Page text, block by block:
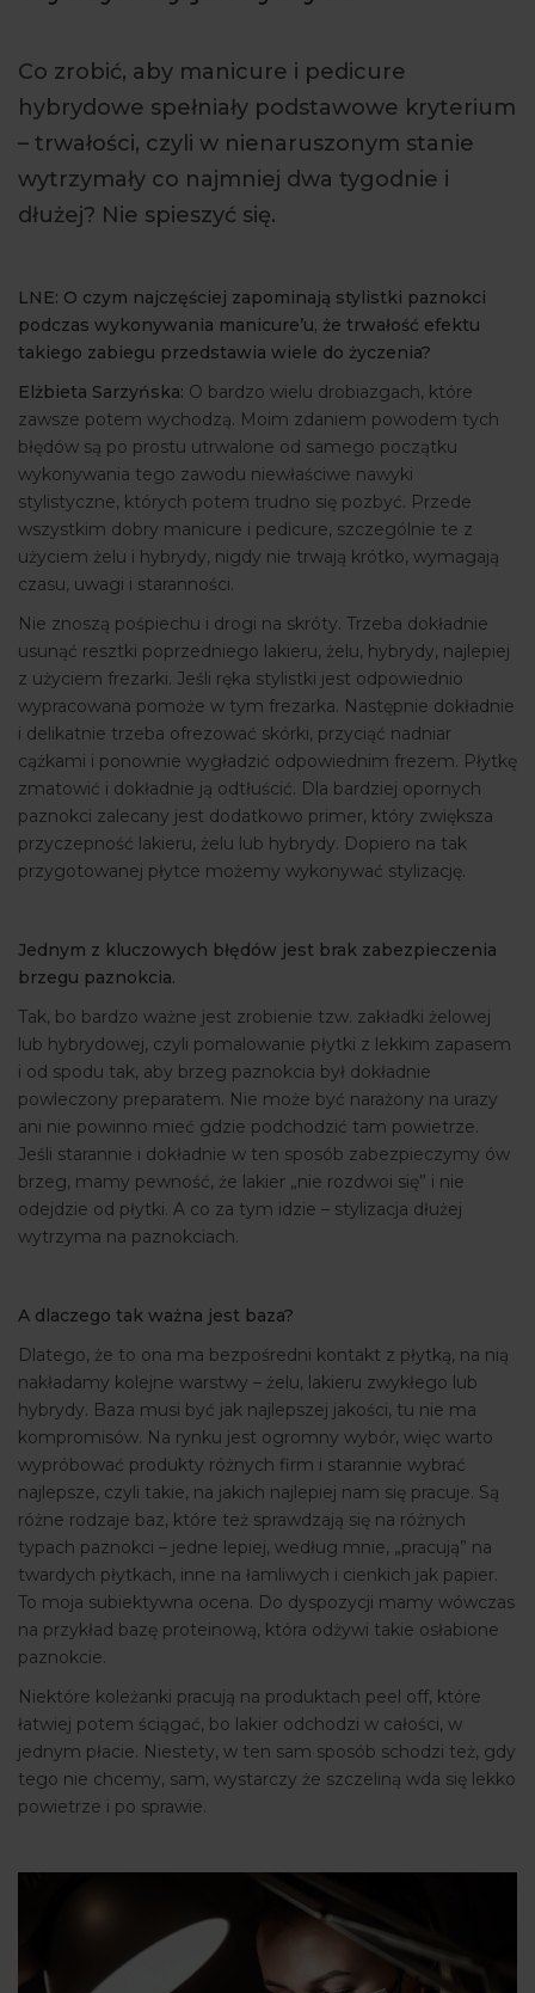
WYDARZENIA
Co zrobić, aby manicure i pedicure
hybrydowe spełniały podstawowe kryterium
– trwałości, czyli w nienaruszonym stanie
wytrzymały co najmniej dwa tygodnie i
dłużej? Nie spieszyć się.
LNE: O czym najczęściej zapominają stylistki paznokci
podczas wykonywania manicure’u, że trwałość efektu
takiego zabiegu przedstawia wiele do życzenia?
Elżbieta Sarzyńska: O bardzo wielu drobiazgach, które
zawsze potem wychodzą. Moim zdaniem powodem tych
błędów są po prostu utrwalone od samego początku
wykonywania tego zawodu niewłaściwe nawyki
stylistyczne, których potem trudno się pozbyć. Przede
wszystkim dobry manicure i pedicure, szczególnie te z
użyciem żelu i hybrydy, nigdy nie trwają krótko, wymagają
czasu, uwagi i staranności.
Nie znoszą pośpiechu i drogi na skróty. Trzeba dokładnie
usunąć resztki poprzedniego lakieru, żelu, hybrydy, najlepiej
z użyciem frezarki. Jeśli ręka stylistki jest odpowiednio
wypracowana pomoże w tym frezarka. Następnie dokładnie
i delikatnie trzeba ofrezować skórki, przyciąć nadniar
cążkami i ponownie wygładzić odpowiednim frezem. Płytkę
zmatowić i dokładnie ją odtłuścić. Dla bardziej opornych
paznokci zalecany jest dodatkowo primer, który zwiększa
przyczepność lakieru, żelu lub hybrydy. Dopiero na tak
przygotowanej płytce możemy wykonywać stylizację.
Jednym z kluczowych błędów jest brak zabezpieczenia
brzegu paznokcia.
Tak, bo bardzo ważne jest zrobienie tzw. zakładki żelowej
lub hybrydowej, czyli pomalowanie płytki z lekkim zapasem
i od spodu tak, aby brzeg paznokcia był dokładnie
powleczony preparatem. Nie może być narażony na urazy
ani nie powinno mieć gdzie podchodzić tam powietrze.
Jeśli starannie i dokładnie w ten sposób zabezpieczymy ów
brzeg, mamy pewność, że lakier „nie rozdwoi się” i nie
odejdzie od płytki. A co za tym idzie – stylizacja dłużej
wytrzyma na paznokciach.
A dlaczego tak ważna jest baza?
Dlatego, że to ona ma bezpośredni kontakt z płytką, na nią
nakładamy kolejne warstwy – żelu, lakieru zwykłego lub
hybrydy. Baza musi być jak najlepszej jakości, tu nie ma
kompromisów. Na rynku jest ogromny wybór, więc warto
wypróbować produkty różnych firm i starannie wybrać
najlepsze, czyli takie, na jakich najlepiej nam się pracuje. Są
różne rodzaje baz, które też sprawdzają się na różnych
typach paznokci – jedne lepiej, według mnie, „pracują” na
twardych płytkach, inne na łamliwych i cienkich jak papier.
To moja subiektywna ocena. Do dyspozycji mamy wówczas
na przykład bazę proteinową, która odżywi takie osłabione
paznokcie.
Niektóre koleżanki pracują na produktach peel off, które
łatwiej potem ściągać, bo lakier odchodzi w całości, w
jednym płacie. Niestety, w ten sam sposób schodzi też, gdy
tego nie chcemy, sam, wystarczy że szczeliną wda się lekko
powietrze i po sprawie.